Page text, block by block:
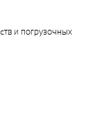
и погрузочных